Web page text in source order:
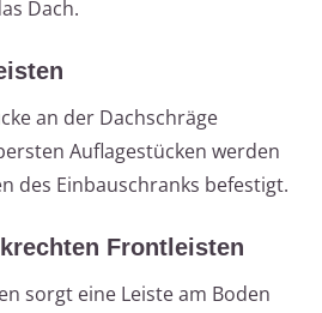
Dach.
an der Dachschräge
Auflagestücken werden
des Einbauschranks befestigt.
Frontleisten
sorgt eine Leiste am Boden